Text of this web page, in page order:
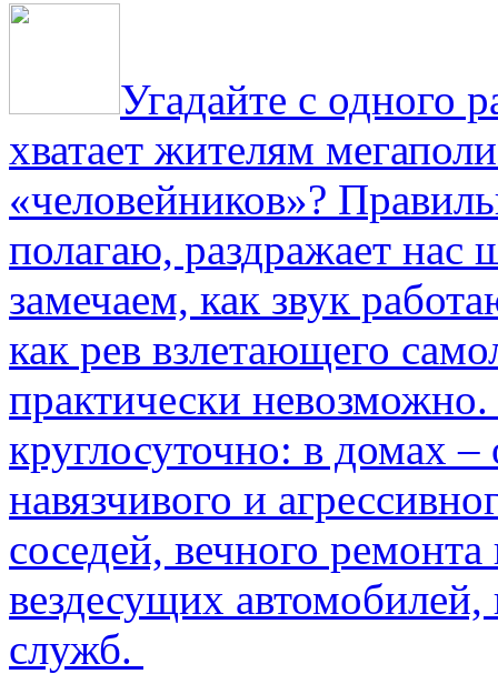
Угадайте с одного
хватает жителям
«человейников»?
полагаю, раздражает нас
замечаем, как звук
как рев взлетающего
практически
круглосуточно: в домах
навязчивого и
соседей, вечного
вездесущих
служб.